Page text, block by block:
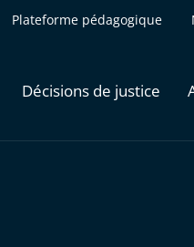
Plateforme pédagogique
Décisions de justice